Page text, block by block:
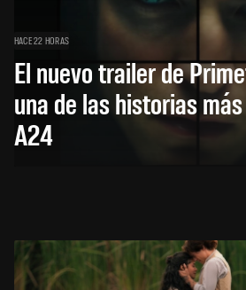
HACE 22 HORAS
El nuevo trailer de
una de las historias
A24